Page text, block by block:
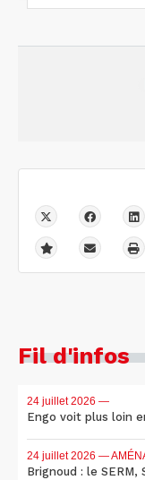
Fil d'infos
24 juillet 2026 —
Engo voit plus loin
24 juillet 2026 —
Brignoud : le